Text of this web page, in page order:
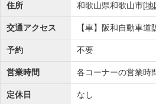
住所 和歌山県和歌山市[地
交通アクセス 【車】阪和自動車
予約 不要
営業時間 各コーナーの営業時
定休日 なし